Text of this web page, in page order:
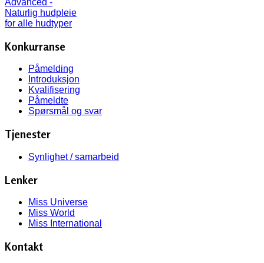
Konkurranse
Påmelding
Introduksjon
Kvalifisering
Påmeldte
Spørsmål og svar
Tjenester
Synlighet / samarbeid
Lenker
Miss Universe
Miss World
Miss International
Kontakt